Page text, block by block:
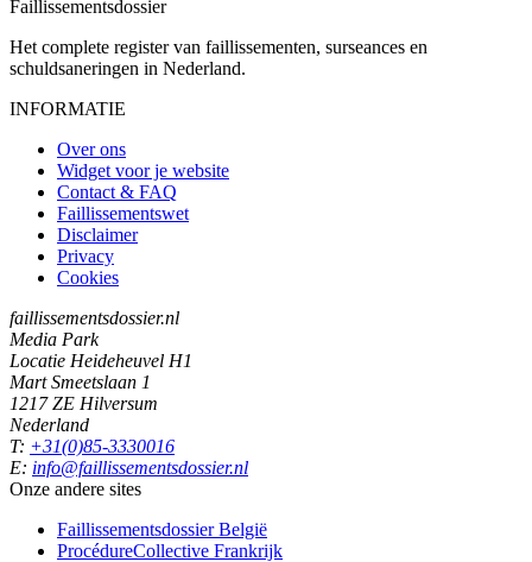
Faillissementsdossier
Het complete register van faillissementen, surseances en
schuldsaneringen in Nederland.
INFORMATIE
Over ons
Widget voor je website
Contact & FAQ
Faillissementswet
Disclaimer
Privacy
Cookies
faillissementsdossier.nl
Media Park
Locatie Heideheuvel H1
Mart Smeetslaan 1
1217 ZE Hilversum
Nederland
T: +31(0)85-3330016
E: info@faillissementsdossier.nl
Onze andere sites
Faillissementsdossier België
ProcédureCollective Frankrijk